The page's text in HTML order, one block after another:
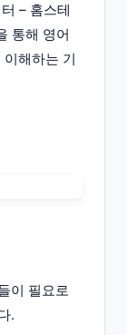
– 홈스테
통해 영어
해하는 기
이 필요로
.